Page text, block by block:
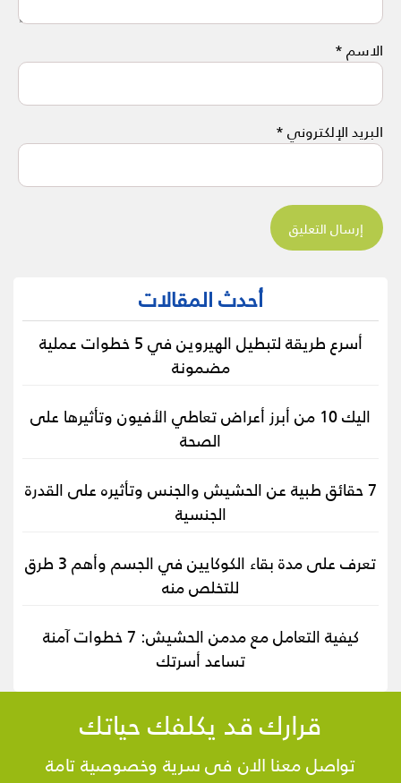
الاسم*
البريد الإلكتروني*
أحدث المقالات
أسرع طريقة لتبطيل الهيروين في 5 خطوات عملية
مضمونة
اليك 10 من أبرز أعراض تعاطي الأفيون وتأثيرها على
الصحة
7 حقائق طبية عن الحشيش والجنس وتأثيره على القدرة
الجنسية
تعرف على مدة بقاء الكوكايين في الجسم وأهم 3 طرق
للتخلص منه
كيفية التعامل مع مدمن الحشيش: 7 خطوات آمنة
تساعد أسرتك
قرارك قد يكلفك حياتك
تواصل معنا الان فى سرية وخصوصية تامة